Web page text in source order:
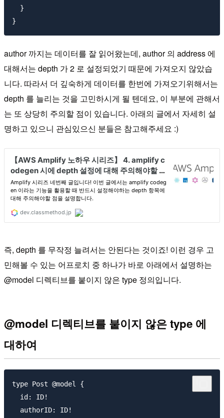
  }
author 까지는 데이터를 잘 읽어왔는데, author 의 address 에
대해서는 depth 가 2 로 설정되었기 때문에 가져오지 않았습
니다. 따라서 더 깊숙하게 데이터를 한번에 가져오기위해서는
depth 를 늘리는 것을 고민하시게 될 텐데요, 이 부분에 관해서
는 또 상당히 주의할 점이 있습니다. 아래의 글에서 자세히 설
명하고 있으니 관심있으신 분들은 참고해주세요 :)
즉, depth 를 무작정 늘려서는 안된다는 것이죠! 이런 경우 고
민해볼 수 있는 어프로치 중 하나가 바로 아래에서 설명하는
@model 디렉티브를 붙이지 않은 type 정의입니다.
@model 디렉티브를 붙이지 않은 type 에
대하여
type Post @model {
  id: ID!
  authorID: ID!